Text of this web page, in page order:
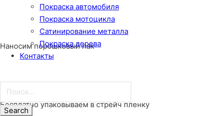
Покраска автомобиля
Покраска мотоцикла
Сатинирование металла
Покраска дерева
Контакты
Поиск...
Наносим порошковый лак
Бесплатно упаковываем в стрейч пленку